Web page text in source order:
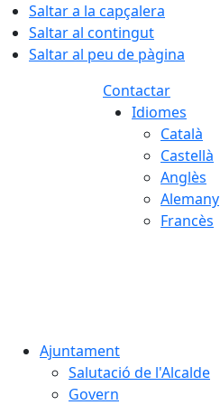
Saltar a la capçalera
Saltar al contingut
Saltar al peu de pàgina
Contactar
Idiomes
Català
Castellà
Anglès
Alemany
Francès
Ajuntament
Salutació de l'Alcalde
Govern